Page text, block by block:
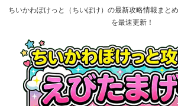
ちいかわぽけっと（ちいぽけ）の最新攻略情報まと
を最速更新！